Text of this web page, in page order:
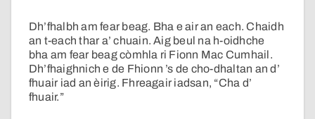
Dh’fhalbh am fear beag. Bha e air an each. Chaidh
an t-each thar a’ chuain. Aig beul na h-oidhche
bha am fear beag còmhla ri Fionn Mac Cumhail.
Dh’fhaighnich e de Fhionn ’s de cho-dhaltan an d’
fhuair iad an èirig. Fhreagair iadsan, “Cha d’
fhuair.”